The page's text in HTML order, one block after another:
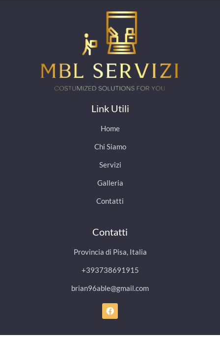
Link Utili
Home
Chi Siamo
Servizi
Galleria
Contatti
Contatti
Provincia di Pisa, Italia
+393738691915
brian96able@gmail.com